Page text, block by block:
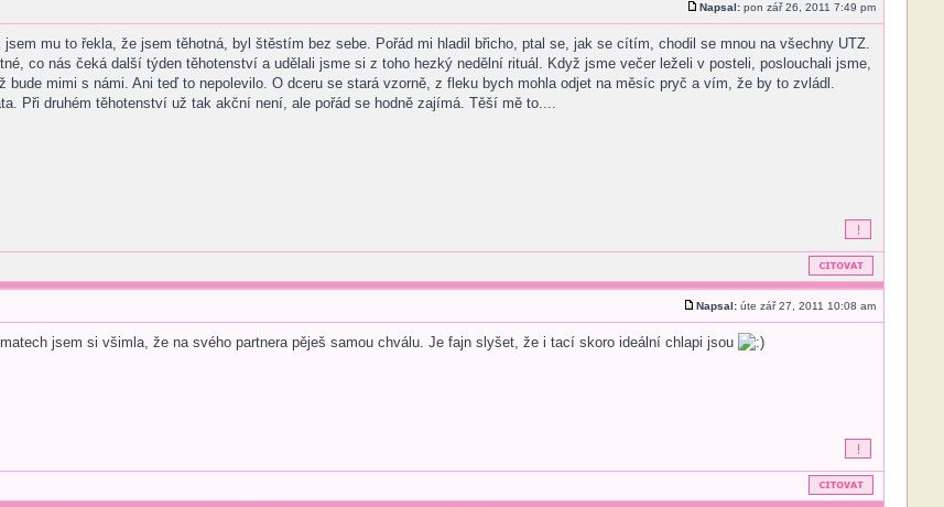
Napsal:pon zář 26, 2011 7:49 pm
mu to řekla, že jsem těhotná, byl štěstím bez sebe. Pořád mi hladil břicho, ptal se, jak se cítím, chodil se mnou na všechny UTZ.
co nás čeká další týden těhotenství a udělali jsme si z toho hezký nedělní rituál. Když jsme večer leželi v posteli, poslouchali jsme,
bude mimi s námi. Ani teď to nepolevilo. O dceru se stará vzorně, z fleku bych mohla odjet na měsíc pryč a vím, že by to zvládl.
Při druhém těhotenství už tak akční není, ale pořád se hodně zajímá. Těší mě to....
Napsal:úte zář 27, 2011 10:08 am
jsem si všimla, že na svého partnera pěješ samou chválu. Je fajn slyšet, že i tací skoro ideální chlapi jsou